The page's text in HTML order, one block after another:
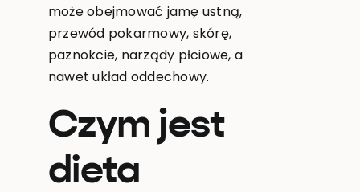
może obejmować jamę ustną,
przewód pokarmowy, skórę,
paznokcie, narządy płciowe, a
nawet układ oddechowy.
Czym jest
dieta